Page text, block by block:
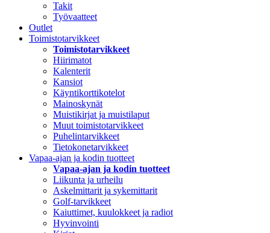
Takit
Työvaatteet
Outlet
Toimistotarvikkeet
Toimistotarvikkeet
Hiirimatot
Kalenterit
Kansiot
Käyntikorttikotelot
Mainoskynät
Muistikirjat ja muistilaput
Muut toimistotarvikkeet
Puhelintarvikkeet
Tietokonetarvikkeet
Vapaa-ajan ja kodin tuotteet
Vapaa-ajan ja kodin tuotteet
Liikunta ja urheilu
Askelmittarit ja sykemittarit
Golf-tarvikkeet
Kaiuttimet, kuulokkeet ja radiot
Hyvinvointi